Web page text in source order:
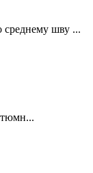
среднему шву ...